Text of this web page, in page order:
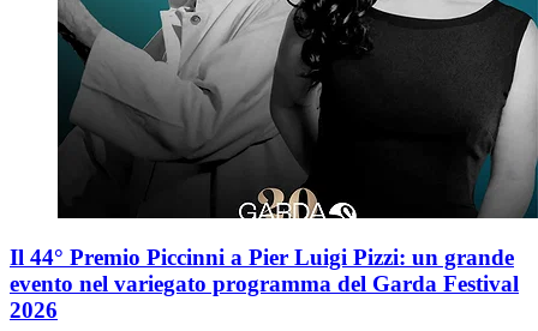
Il 44° Premio Piccinni a Pier Luigi Pizzi: un grande
evento nel variegato programma del Garda Festival
2026